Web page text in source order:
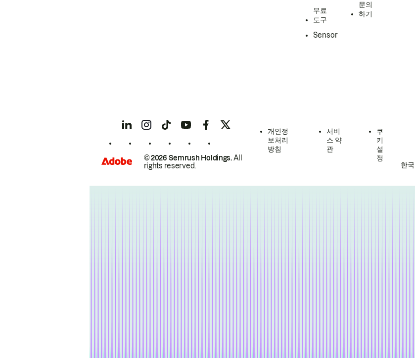
무료
도구
Sensor
문의
하기
© 2026 Semrush Holdings.All
rights reserved.
개인정
보처리
방침
서비
스 약
관
쿠
키
설
정
한